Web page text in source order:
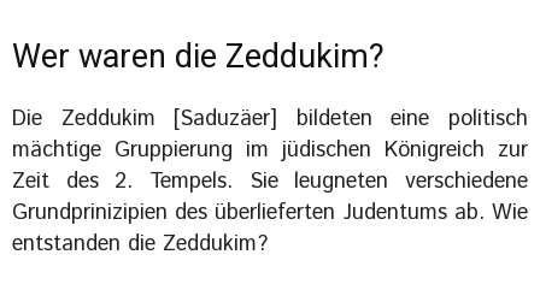
Wer waren die Zeddukim?
Die Zeddukim [Saduzäer] bildeten eine politisch
mächtige Gruppierung im jüdischen Königreich zur
Zeit des 2. Tempels. Sie leugneten verschiedene
Grundprinizipien des überlieferten Judentums ab. Wie
entstanden die Zeddukim?